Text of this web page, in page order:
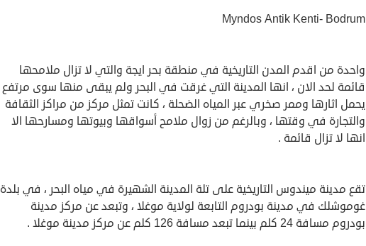
Myndos Antik Kenti- Bodrum
واحدة من اقدم المدن التاريخية في منطقة بحر ايجة والتي لا تزال ملامحها
قائمة لحد الان ، انها المدينة التي غرقت في البحر ولم يبقى منها سوى مرتفع
يحمل اثارها وممر صخري عبر المياه الضحلة ، كانت تمثل مركز من مراكز الثقافة
والتجارة في وقتها ، وبالرغم من زوال ملامح أسواقها وبيوتها ومسارحها الا
انها لا تزال قائمة .
تقع مدينة ميندوس التاريخية على تلة المدينة الشهيرة في مياه البحر ، في بلدة
غوموشلك في مدينة بودروم التابعة لولاية موغلا ، وتبعد عن مركز مدينة
بودروم مسافة 24 كلم بينما تبعد مسافة 126 كلم عن مركز مدينة موغلا .